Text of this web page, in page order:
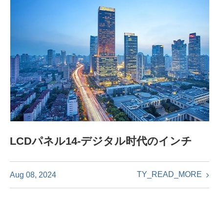
LCDパネル14-デジタル时代のインチ
Aug 08, 2024 TY_READ_MORE